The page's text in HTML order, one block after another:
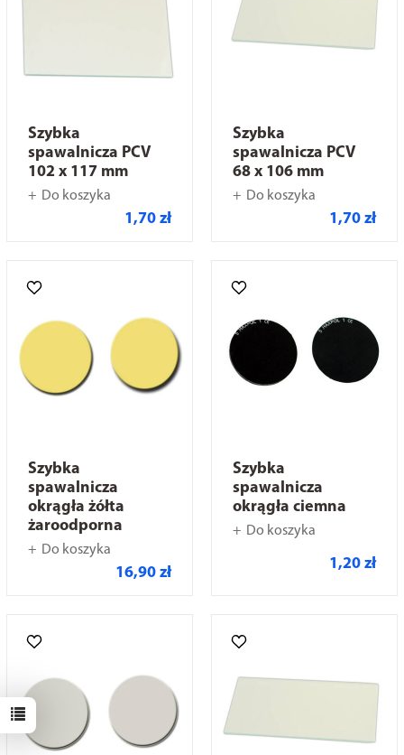
Szybka
spawalnicza PCV
102 x 117 mm
Do koszyka
1,70 zł
Szybka
spawalnicza PCV
68 x 106 mm
Do koszyka
1,70 zł
Szybka
spawalnicza
okrągła żółta
żaroodporna
Do koszyka
16,90 zł
Szybka
spawalnicza
okrągła ciemna
Do koszyka
1,20 zł